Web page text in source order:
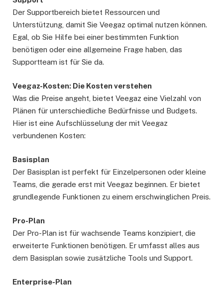
Der Supportbereich bietet Ressourcen und
Unterstützung, damit Sie Veegaz optimal nutzen können.
Egal, ob Sie Hilfe bei einer bestimmten Funktion
benötigen oder eine allgemeine Frage haben, das
Supportteam ist für Sie da.
Veegaz-Kosten: Die Kosten verstehen
Was die Preise angeht, bietet Veegaz eine Vielzahl von
Plänen für unterschiedliche Bedürfnisse und Budgets.
Hier ist eine Aufschlüsselung der mit Veegaz
verbundenen Kosten:
Basisplan
Der Basisplan ist perfekt für Einzelpersonen oder kleine
Teams, die gerade erst mit Veegaz beginnen. Er bietet
grundlegende Funktionen zu einem erschwinglichen Preis.
Pro-Plan
Der Pro-Plan ist für wachsende Teams konzipiert, die
erweiterte Funktionen benötigen. Er umfasst alles aus
dem Basisplan sowie zusätzliche Tools und Support.
Enterprise-Plan